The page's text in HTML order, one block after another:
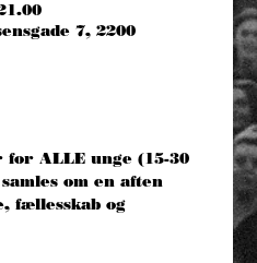
7, 2200
ALLE unge (15-30
om en aften
fællesskab og